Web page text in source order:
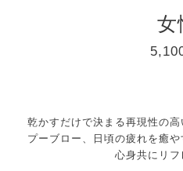
女
乾かすだけで決まる再現性の
プーブロー、日頃の疲れを癒
心身共にリフ